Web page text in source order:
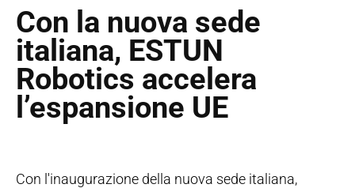
Con la nuova sede
italiana, ESTUN
Robotics accelera
l’espansione UE
Con l'inaugurazione della nuova sede italiana,